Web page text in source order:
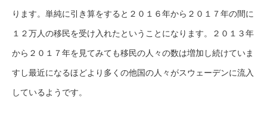
ります。単純に引き算をすると２０１６年から２０１７年の間に
１２万人の移民を受け入れたということになります。２０１３年
から２０１７年を見てみても移民の人々の数は増加し続けていま
すし最近になるほどより多くの他国の人々がスウェーデンに流入
しているようです。